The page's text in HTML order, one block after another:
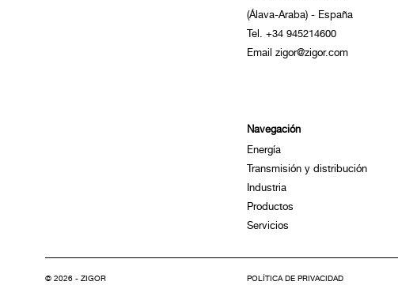
(Álava-Araba) - España
Tel. +34 945214600
Email zigor@zigor.com
Navegación
Energía
Transmisión y distribución
Industria
Productos
Servicios
© 2026 - ZIGOR POLÍTICA DE PRIVACIDAD